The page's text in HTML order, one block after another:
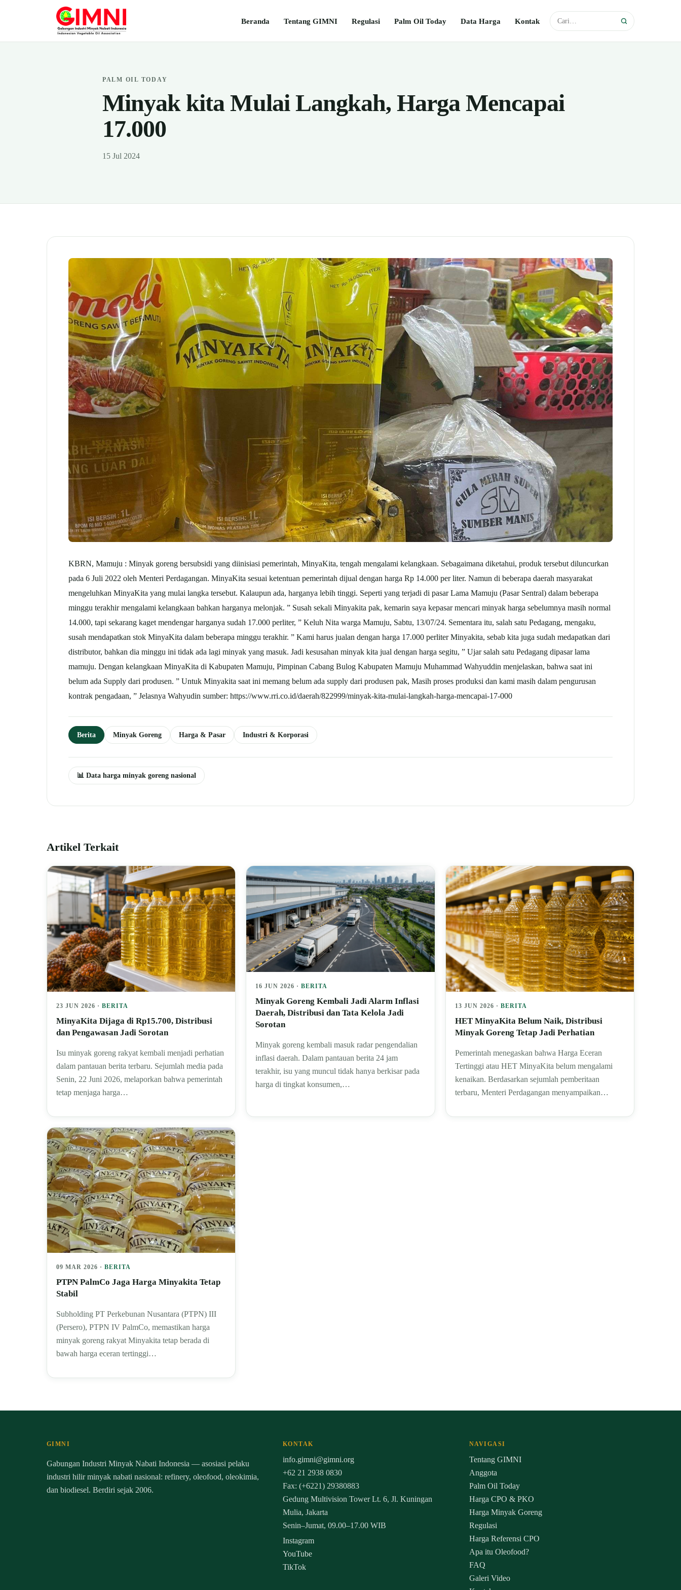
Beranda Tentang GIMNI Regulasi Palm Oil Today Data Harga Kontak
PALM OIL TODAY
Minyak kita Mulai Langkah, Harga Mencapai
17.000
15 Jul 2024
KBRN, Mamuju : Minyak goreng bersubsidi yang diinisiasi pemerintah, MinyaKita, tengah mengalami kelangkaan. Sebagaimana diketahui, produk tersebut diluncurkan
pada 6 Juli 2022 oleh Menteri Perdagangan. MinyaKita sesuai ketentuan pemerintah dijual dengan harga Rp 14.000 per liter. Namun di beberapa daerah masyarakat
mengeluhkan MinyaKita yang mulai langka tersebut. Kalaupun ada, harganya lebih tinggi. Seperti yang terjadi di pasar Lama Mamuju (Pasar Sentral) dalam beberapa
minggu terakhir mengalami kelangkaan bahkan harganya melonjak. ” Susah sekali Minyakita pak, kemarin saya kepasar mencari minyak harga sebelumnya masih normal
14.000, tapi sekarang kaget mendengar harganya sudah 17.000 perliter, ” Keluh Nita warga Mamuju, Sabtu, 13/07/24. Sementara itu, salah satu Pedagang, mengaku,
susah mendapatkan stok MinyaKita dalam beberapa minggu terakhir. ” Kami harus jualan dengan harga 17.000 perliter Minyakita, sebab kita juga sudah medapatkan dari
distributor, bahkan dia minggu ini tidak ada lagi minyak yang masuk. Jadi kesusahan minyak kita jual dengan harga segitu, ” Ujar salah satu Pedagang dipasar lama
mamuju. Dengan kelangkaan MinyaKita di Kabupaten Mamuju, Pimpinan Cabang Bulog Kabupaten Mamuju Muhammad Wahyuddin menjelaskan, bahwa saat ini
belum ada Supply dari produsen. ” Untuk Minyakita saat ini memang belum ada supply dari produsen pak, Masih proses produksi dan kami masih dalam pengurusan
kontrak pengadaan, ” Jelasnya Wahyudin sumber: https://www.rri.co.id/daerah/822999/minyak-kita-mulai-langkah-harga-mencapai-17-000
Berita Minyak Goreng Harga & Pasar Industri & Korporasi
📊 Data harga minyak goreng nasional
Artikel Terkait
23 JUN 2026 · BERITA
MinyaKita Dijaga di Rp15.700, Distribusi
dan Pengawasan Jadi Sorotan
Isu minyak goreng rakyat kembali menjadi perhatian
dalam pantauan berita terbaru. Sejumlah media pada
Senin, 22 Juni 2026, melaporkan bahwa pemerintah
tetap menjaga harga…
16 JUN 2026 ·BERITA
Minyak Goreng Kembali Jadi Alarm Inflasi
Daerah, Distribusi dan Tata Kelola Jadi
Sorotan
Minyak goreng kembali masuk radar pengendalian
inflasi daerah. Dalam pantauan berita 24 jam
terakhir, isu yang muncul tidak hanya berkisar pada
harga di tingkat konsumen,…
13 JUN 2026 · BERITA
HET MinyaKita Belum Naik, Distribusi
Minyak Goreng Tetap Jadi Perhatian
Pemerintah menegaskan bahwa Harga Eceran
Tertinggi atau HET MinyaKita belum mengalami
kenaikan. Berdasarkan sejumlah pemberitaan
terbaru, Menteri Perdagangan menyampaikan…
09 MAR 2026 · BERITA
PTPN PalmCo Jaga Harga Minyakita Tetap
Stabil
Subholding PT Perkebunan Nusantara (PTPN) III
(Persero), PTPN IV PalmCo, memastikan harga
minyak goreng rakyat Minyakita tetap berada di
bawah harga eceran tertinggi…
GIMNI
Gabungan Industri Minyak Nabati Indonesia — asosiasi pelaku
industri hilir minyak nabati nasional: refinery, oleofood, oleokimia,
dan biodiesel. Berdiri sejak 2006.
KONTAK
info.gimni@gimni.org
+62 21 2938 0830
Fax: (+6221) 29380883
Gedung Multivision Tower Lt. 6, Jl. Kuningan
Mulia, Jakarta
Senin–Jumat, 09.00–17.00 WIB
Instagram
YouTube
TikTok
NAVIGASI
Tentang GIMNI
Anggota
Palm Oil Today
Harga CPO & PKO
Harga Minyak Goreng
Regulasi
Harga Referensi CPO
Apa itu Oleofood?
FAQ
Galeri Video